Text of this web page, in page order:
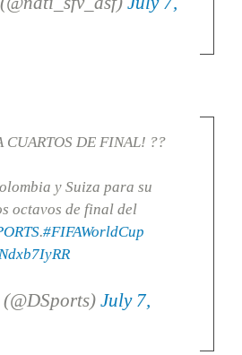
CUARTOS DE FINAL! ??
y Suiza para su
octavos de final del
.#FIFAWorldCup
July 7,